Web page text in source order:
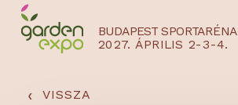
BUDAPEST SPORTARÉNA
2027. ÁPRILIS 2-3-4.
‹ VISSZA